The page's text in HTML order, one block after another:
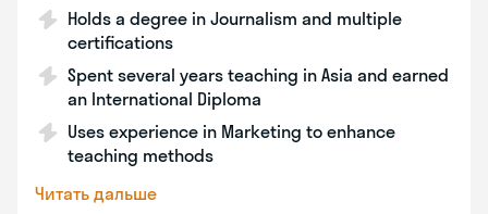
Holds a degree in Journalism and multiple
certifications
Spent several years teaching in Asia and earned
an International Diploma
Uses experience in Marketing to enhance
teaching methods
Читать дальше